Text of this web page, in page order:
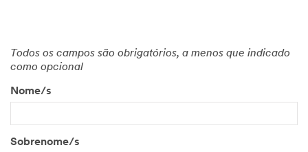
Todos os campos são obrigatórios, a menos que indicado
como opcional
Nome/s
Sobrenome/s